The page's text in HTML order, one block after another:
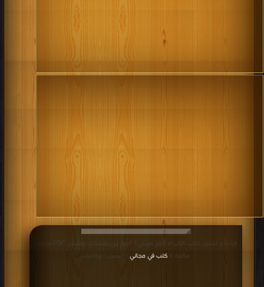
قراءة و تحميل كتاب كتاب لا أعلم هويتي؟ "حوار بين متشكك ومتيقن PDF مجانا |
مكتبة > كتب في مجاني | التحميل : مرة/مرات